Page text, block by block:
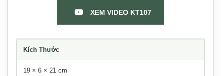
XEM VIDEO KT107
Kích Thước
19 × 6 × 21 cm